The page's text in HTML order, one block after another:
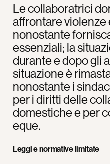
Le collaboratrici
affrontare violenze
nonostante
essenziali; la
durante e dopo gli
situazione è
nonostante i
per i diritti delle
domestiche e per
eque.
Leggi e normative limitate